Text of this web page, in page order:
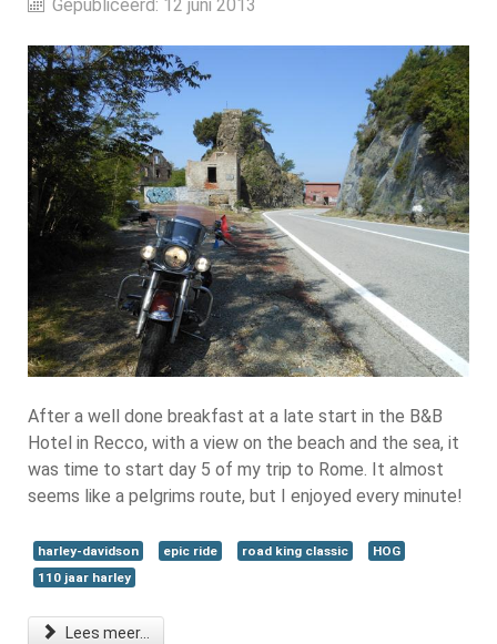
Gepubliceerd: 12 juni 2013
After a well done breakfast at a late start in the B&B
Hotel in Recco, with a view on the beach and the sea, it
was time to start day 5 of my trip to Rome. It almost
seems like a pelgrims route, but I enjoyed every minute!
harley-davidson epic ride road king classic
HOG
110 jaar harley
Lees meer...